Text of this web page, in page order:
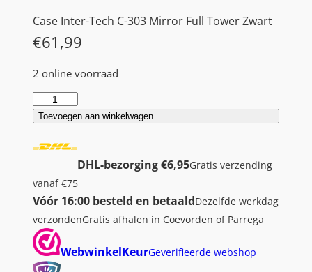
Case Inter-Tech C-303 Mirror Full Tower Zwart
€61,99
2 online voorraad
n
e
-
T
e
c
h
Toevoegen aan winkelwagen
DHL-bezorging €6,95Gratis verzending
vanaf €75
Vóór 16:00 besteld en betaaldDezelfde werkdag
verzondenGratis afhalen in Coevorden of Parrega
WebwinkelKeurGeverifieerde webshop